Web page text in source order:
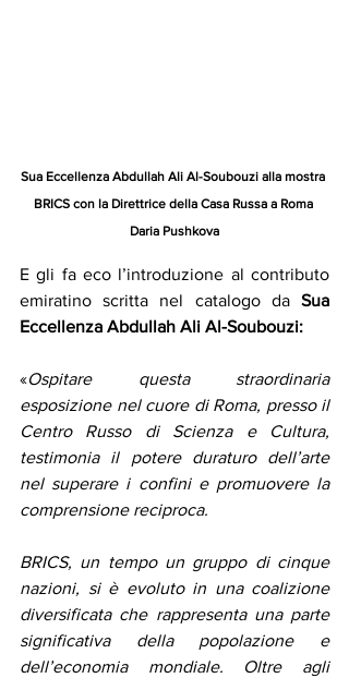
Sua Eccellenza Abdullah Ali Al-Soubouzi alla mostra
BRICS con la Direttrice della Casa Russa a Roma
Daria Pushkova
E gli fa eco l’introduzione al contributo
emiratino scritta nel catalogo da Sua
Eccellenza Abdullah Ali Al-Soubouzi:
«Ospitare questa straordinaria
esposizione nel cuore di Roma, presso il
Centro Russo di Scienza e Cultura,
testimonia il potere duraturo dell’arte
nel superare i confini e promuovere la
comprensione reciproca.
BRICS, un tempo un gruppo di cinque
nazioni, si è evoluto in una coalizione
diversificata che rappresenta una parte
significativa della popolazione e
dell’economia mondiale. Oltre agli